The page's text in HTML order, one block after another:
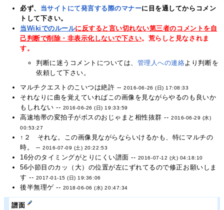
必ず、 当サイトにて発言する際のマナーに目を通してからコメン
トして下さい。
当Wikiでのルールに反すると言い切れない第三者のコメントを自
己判断で削除・非表示化しないで下さい。荒らしと見なされま
す。
判断に迷うコメントについては、 管理人への連絡より判断を
依頼して下さい。
マルチクエストのこいつは絶許 --2016-06-26 (日) 17:08:33
それなりに曲を覚えていればこの画像を見ながらやるのも良いか
もしれない -- 2016-06-26 (日) 19:33:59
高速地帯の変拍子がボスのおじゃまと相性抜群 -- 2016-06-29 (水)
00:53:27
↑２ それな。この画像見ながらならいけるかも、特にマルチの
時。 --2016-07-09 (土) 20:22:53
16分のタイミングがとりにくい譜面 -- 2016-07-12 (火) 04:18:10
56小節目のカッ（大）の位置が左にずれてるので修正お願いしま
す -- 2017-01-15 (日) 19:36:06
後半無理ゲ -- 2018-06-06 (水) 20:47:34
譜面